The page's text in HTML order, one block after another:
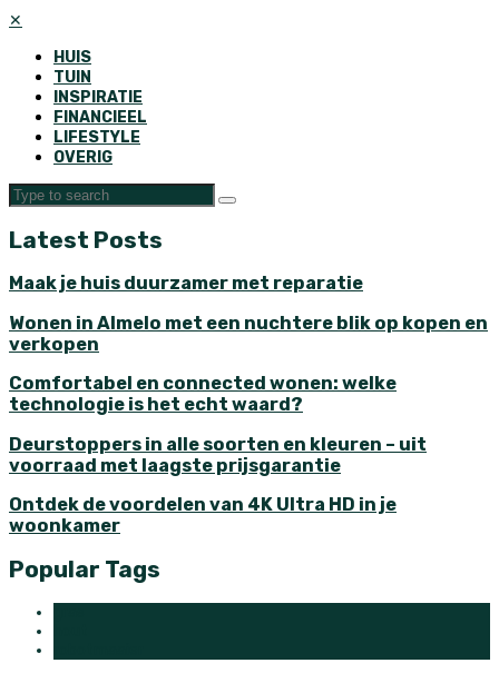
✕
HUIS
TUIN
INSPIRATIE
FINANCIEEL
LIFESTYLE
OVERIG
Latest Posts
Maak je huis duurzamer met reparatie
Wonen in Almelo met een nuchtere blik op kopen en
verkopen
Comfortabel en connected wonen: welke
technologie is het echt waard?
Deurstoppers in alle soorten en kleuren – uit
voorraad met laagste prijsgarantie
Ontdek de voordelen van 4K Ultra HD in je
woonkamer
Popular Tags